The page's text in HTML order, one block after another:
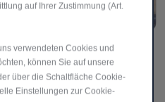
und Rangieren. Dank
Sensoren erhalten Sie
auf Ihrer Zustimmung (Art.
verwendeten Cookies und
können Sie auf unsere
über die Schaltfläche Cookie-
Einstellungen zur Cookie-